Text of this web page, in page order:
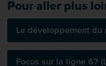
Pour aller plus
Le développement du
Focus sur la ligne 67